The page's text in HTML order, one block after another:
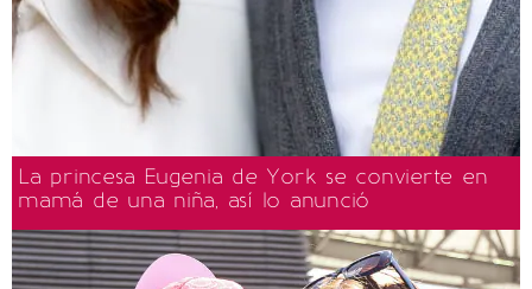
La princesa Eugenia de York se convierte en
mamá de una niña, así lo anunció